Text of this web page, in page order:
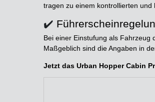
tragen zu einem kontrollierten
✔️
Bei einer Einstufung als Fahrzeug
Maßgeblich sind die Angaben in
Jetzt das Urban Hopper Cabin